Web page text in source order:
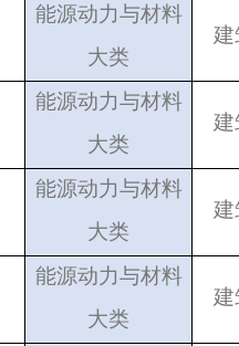
能源动力与材料
大类
建
能源动力与材料
大类
建
能源动力与材料
大类
建
能源动力与材料
大类
建